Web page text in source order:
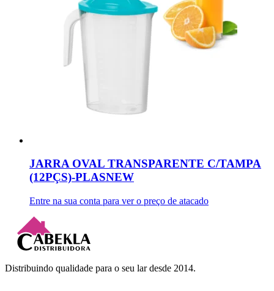
JARRA OVAL TRANSPARENTE C/TAMPA
(12PÇS)-PLASNEW
Entre na sua conta para ver o preço de atacado
Distribuindo qualidade para o seu lar desde 2014.